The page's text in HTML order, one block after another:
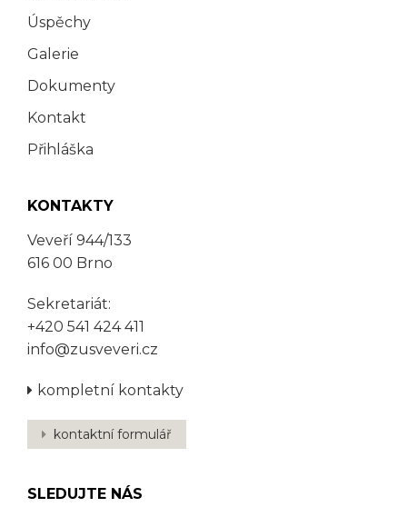
Úspěchy
Galerie
Dokumenty
Kontakt
Přihláška
KONTAKTY
Veveří 944/133
616 00 Brno
Sekretariát:
+420 541 424 411
info@zusveveri.cz
kompletní kontakty
kontaktní formulář
SLEDUJTE NÁS